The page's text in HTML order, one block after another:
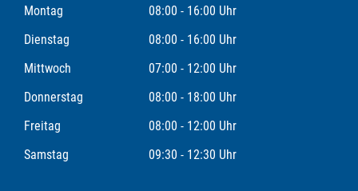
Montag
08:00 - 16:00 Uhr
Dienstag
08:00 - 16:00 Uhr
Mittwoch
07:00 - 12:00 Uhr
Donnerstag
08:00 - 18:00 Uhr
Freitag
08:00 - 12:00 Uhr
Samstag
09:30 - 12:30 Uhr